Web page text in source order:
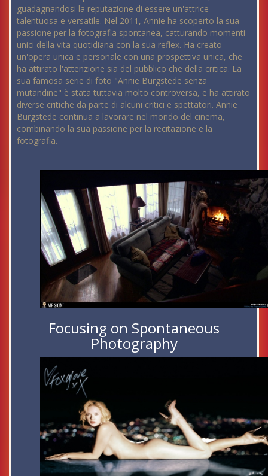
guadagnandosi la reputazione di essere un'attrice
talentuosa e versatile. Nel 2011, Annie ha scoperto la sua
passione per la fotografia spontanea, catturando momenti
unici della vita quotidiana con la sua reflex. Ha creato
un'opera unica e personale con una prospettiva unica, che
ha attirato l'attenzione sia del pubblico che della critica. La
sua famosa serie di foto "Annie Burgstede senza
mutandine" è stata tuttavia molto controversa, e ha attirato
diverse critiche da parte di alcuni critici e spettatori. Annie
Burgstede continua a lavorare nel mondo del cinema,
combinando la sua passione per la recitazione e la
fotografia.
Focusing on Spontaneous
Photography